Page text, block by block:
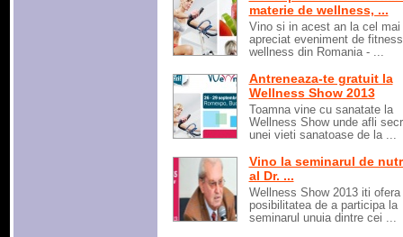
materie de wellness, ...
Vino si in acest an la cel mai
apreciat eveniment de
wellness din Romania - ...
Antreneaza-te gratuit la
Wellness Show 2013
Toamna vine cu sanatate la
Wellness Show unde afli
unei vieti sanatoase de la ...
Vino la seminarul de
al Dr. ...
Wellness Show 2013 iti ofera
posibilitatea de a participa la
seminarul unuia dintre cei ...